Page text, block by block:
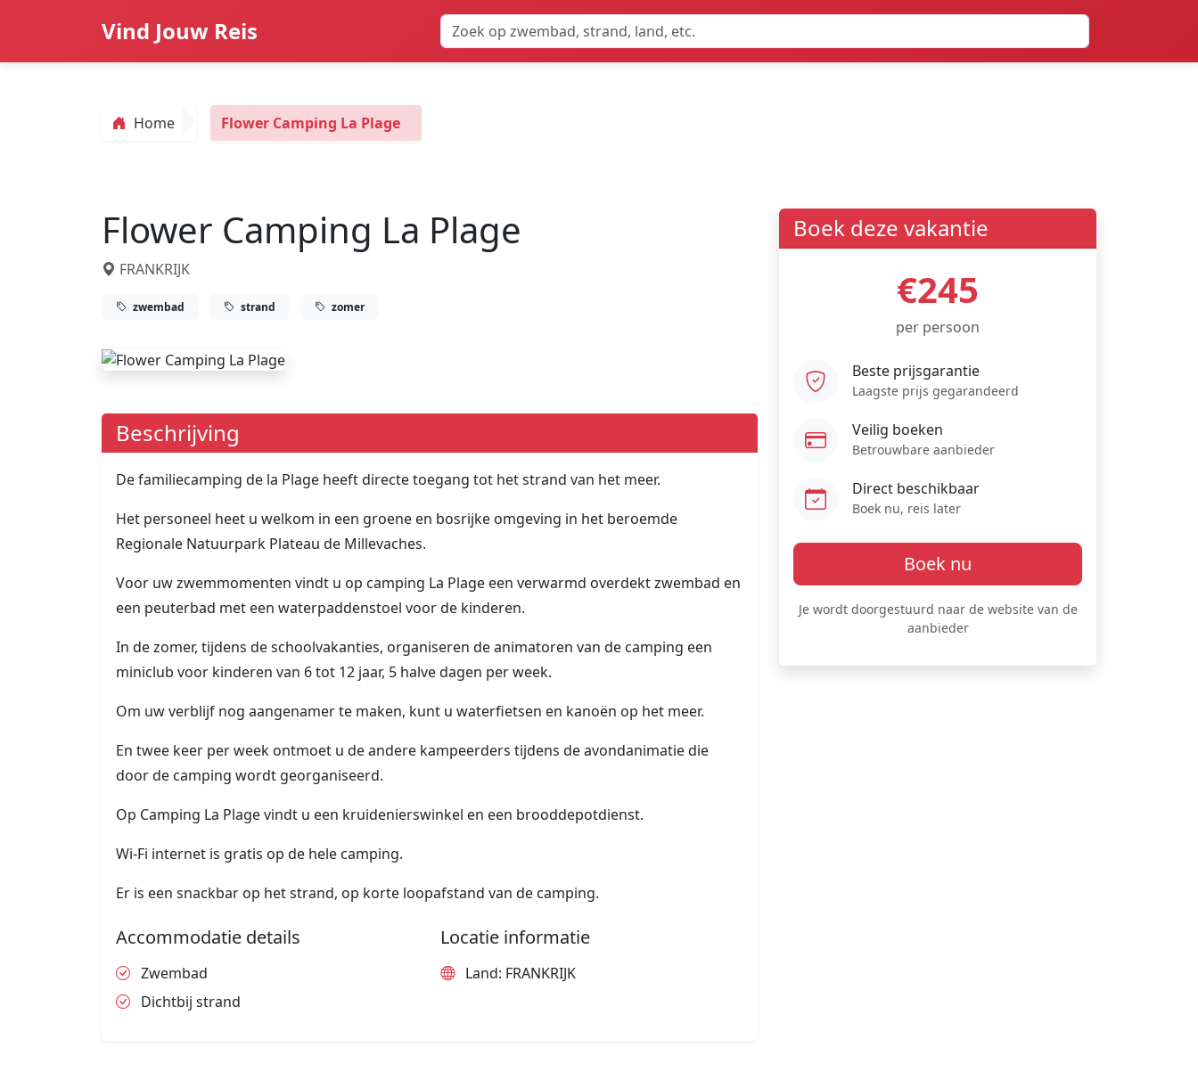
Vind Jouw Reis
Home Flower Camping La Plage
Flower Camping La Plage
FRANKRIJK
zwembad strand zomer
Beschrijving
De familiecamping de la Plage heeft directe toegang tot het strand van het meer.
Het personeel heet u welkom in een groene en bosrijke omgeving in het beroemde
Regionale Natuurpark Plateau de Millevaches.
Voor uw zwemmomenten vindt u op camping La Plage een verwarmd overdekt zwembad en
een peuterbad met een waterpaddenstoel voor de kinderen.
In de zomer, tijdens de schoolvakanties, organiseren de animatoren van de camping een
miniclub voor kinderen van 6 tot 12 jaar, 5 halve dagen per week.
Om uw verblijf nog aangenamer te maken, kunt u waterfietsen en kanoën op het meer.
En twee keer per week ontmoet u de andere kampeerders tijdens de avondanimatie die
door de camping wordt georganiseerd.
Op Camping La Plage vindt u een kruidenierswinkel en een brooddepotdienst.
Wi-Fi internet is gratis op de hele camping.
Er is een snackbar op het strand, op korte loopafstand van de camping.
Accommodatie details
Zwembad
Dichtbij strand
Locatie informatie
Land: FRANKRIJK
Boek deze vakantie
€245
per persoon
Beste prijsgarantie
Laagste prijs gegarandeerd
Veilig boeken
Betrouwbare aanbieder
Direct beschikbaar
Boek nu, reis later
Boek nu
Je wordt doorgestuurd naar de website van de
aanbieder